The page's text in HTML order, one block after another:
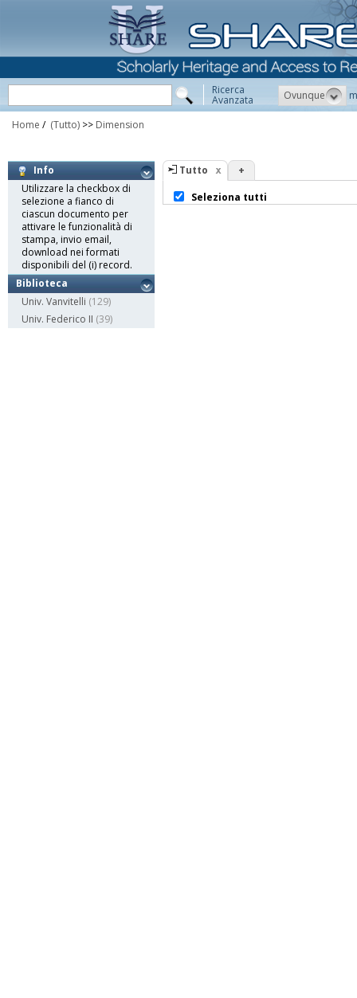
Ricerca
Avanzata Ovunque
Home / (Tutto) >> Dimension
Info
Utilizzare la checkbox di
selezione a fianco di
ciascun documento per
attivare le funzionalità di
stampa, invio email,
download nei formati
disponibili del (i) record.
Biblioteca
Univ. Vanvitelli (129)
Univ. Federico II (39)
Tutto +
Seleziona tutti